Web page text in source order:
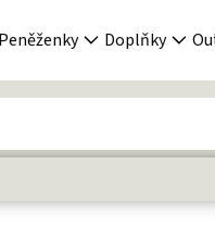
Peněženky Doplňky